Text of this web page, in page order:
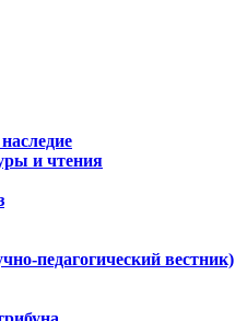
и чтения
педагогический вестник)